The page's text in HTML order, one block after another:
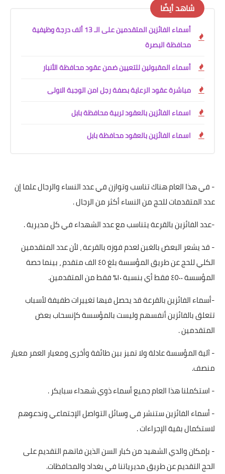
شاهد أيضًا
أسماء الفائزين المتقدمين على الـ 13 ألف درجة وظيفية
محافظة البصرة
أسماء المقبولين للتعيين ضمن عقود محافظة الأنبار
مباشرة عقود الرعاية بصفة رجل امن الوجبة الاولى
اسماء الفائزين بالعقود تربية محافظة بابل
اسماء الفائزين بالعقود محافظة بابل
- في هذا العام هناك تناسب وتوازن في عدد النساء والرجال علما إن
عدد المتقدمات للحج من النساء أكثر من الرجال .
-عدد الفائزين بالقرعة يتناسب مع عدد الشهداء في كل مديرية .
- قد يشعر البعض بالغبن لعدم فوزه بالقرعة ، لأن عدد المتقدمين
الكلي للحج عن طريق المؤسسة بلغ ٤٥ الف متقدم ، بينما حصة
المؤسسة ٤٥٠٠ فقط أي بنسبة ١٠٪ فقط من المتقدمين.
-أسماء الفائزين بالقرعة قد يحصل فيها تغييرات طفيفة لأسباب
تتعلق بالفائزين أنفسهم وليست بالمؤسسة كإنسحاب بعض
المتقدمين .
- آلية المؤسسة عادلة ولا تميز بين طائفة وأخرى ومعيار العمر معيار
منصف.
- استكملنا هذا العام جميع أسماء ذوي شهداء سبايكر .
- أسماء الفائزين ستنشر في وسائل التواصل الإجتماعي وندعوهم
لاستكمال بقية الإجراءات .
- بإمكان والدي الشهيد من كبار السن الذين فاتهم التقديم على
الحج التقديم عن طريق مديرياتنا في بغداد والمحافظات.